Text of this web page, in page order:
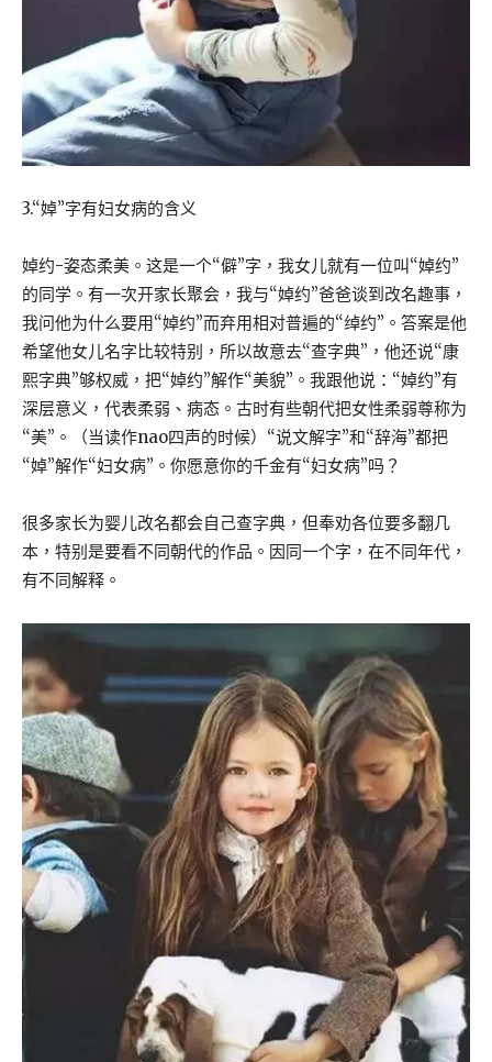
3.“婥”字有妇女病的含义
婥约-姿态柔美。这是一个“僻”字，我女儿就有一位叫“婥约”
的同学。有一次开家长聚会，我与“婥约”爸爸谈到改名趣事，
我问他为什么要用“婥约”而弃用相对普遍的“绰约”。答案是他
希望他女儿名字比较特别，所以故意去“查字典”，他还说“康
熙字典”够权威，把“婥约”解作“美貌”。我跟他说：“婥约”有
深层意义，代表柔弱、病态。古时有些朝代把女性柔弱尊称为
“美”。（当读作nao四声的时候）“说文解字”和“辞海”都把
“婥”解作“妇女病”。你愿意你的千金有“妇女病”吗？
很多家长为婴儿改名都会自己查字典，但奉劝各位要多翻几
本，特别是要看不同朝代的作品。因同一个字，在不同年代，
有不同解释。